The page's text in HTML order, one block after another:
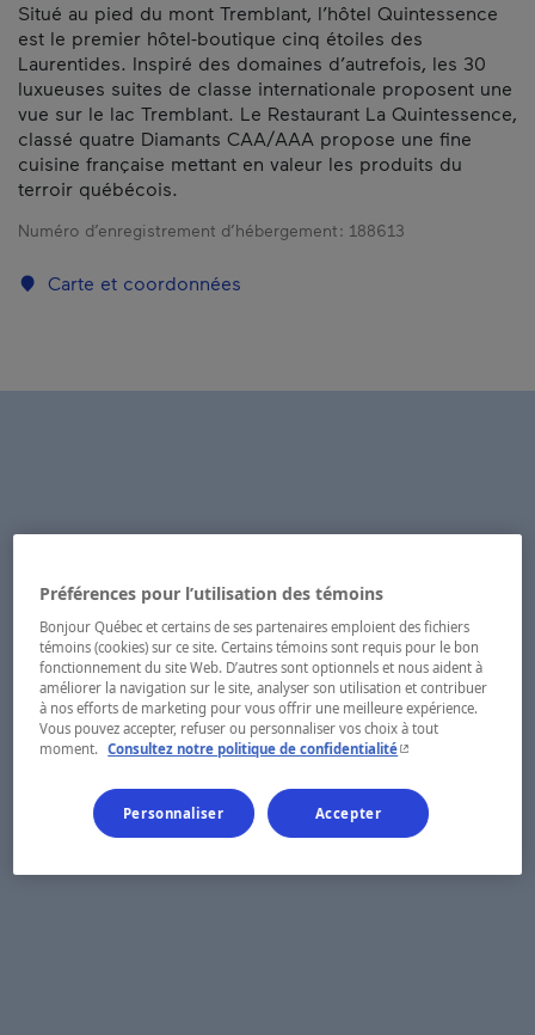
Situé au pied du mont Tremblant, l’hôtel Quintessence
est le premier hôtel-boutique cinq étoiles des
Laurentides. Inspiré des domaines d’autrefois, les 30
luxueuses suites de classe internationale proposent une
vue sur le lac Tremblant. Le Restaurant La Quintessence,
classé quatre Diamants CAA/AAA propose une fine
cuisine française mettant en valeur les produits du
terroir québécois.
Numéro d’enregistrement d’hébergement : 188613
Carte et coordonnées
Préférences pour l’utilisation des témoins
Bonjour Québec et certains de ses partenaires emploient des fichiers
témoins (cookies) sur ce site. Certains témoins sont requis pour le bon
fonctionnement du site Web. D’autres sont optionnels et nous aident à
améliorer la navigation sur le site, analyser son utilisation et contribuer
à nos efforts de marketing pour vous offrir une meilleure expérience.
Vous pouvez accepter, refuser ou personnaliser vos choix à tout
moment. Consultez notre politique de confidentialité- Cet hyperlien
Personnaliser Accepter